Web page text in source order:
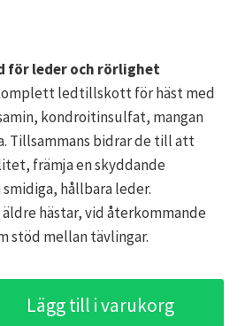
för leder och rörlighet
ledtillskott för häst med
kondroitinsulfat, mangan
Tillsammans bidrar de till att
främja en skyddande
hållbara leder.
hästar, vid återkommande
stöd mellan tävlingar.
Lägg till i varukorg